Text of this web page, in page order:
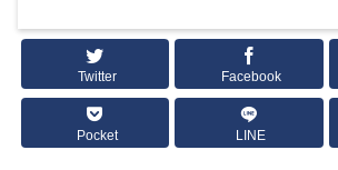
Twitter Facebook
Pocket LINE